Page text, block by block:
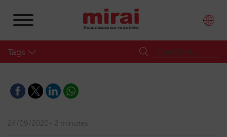
Tags
24/09/2020 2 minutes